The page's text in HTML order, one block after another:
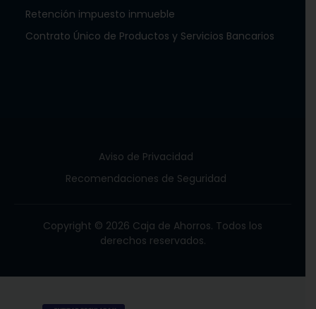
Retención impuesto inmueble
Contrato Único de Productos y Servicios Bancarios
Aviso de Privacidad
Recomendaciones de Seguridad
Copyright © 2026 Caja de Ahorros. Todos los
derechos reservados.